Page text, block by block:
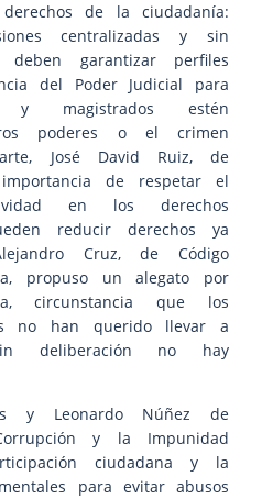
de la ciudadanía:
centralizadas y sin
deben garantizar perfiles
del Poder Judicial para
magistrados estén
poderes o el crimen
José David Ruiz, de
de respetar el
en los derechos
reducir derechos ya
Cruz, de Código
propuso un alegato por
circunstancia que los
no han querido llevar a
deliberación no hay
y Leonardo Núñez de
y la Impunidad
ciudadana y la
para evitar abusos